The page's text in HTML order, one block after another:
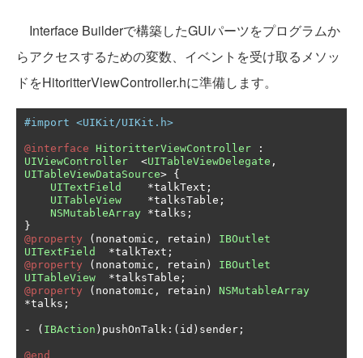
Interface Builderで構築したGUIパーツをプログラムか
らアクセスするための変数、イベントを受け取るメソッ
ドをHitoritterViewController.hに準備します。
#import <UIKit/UIKit.h>
@interface HitoritterViewController
:
UIViewController
<UITableViewDelegate ,
UITableViewDataSource> {
UITextField
*talkText ;
UITableView
*talksTable ;
NSMutableArray *talks ;
}
@property
( nonatomic , retain )
IBOutlet
UITextField
*talkText ;
@property
( nonatomic , retain )
IBOutlet
UITableView
*talksTable ;
@property
( nonatomic , retain )
NSMutableArray
*talks ;
- ( IBAction ) pushOnTalk :( id ) sender ;
@end